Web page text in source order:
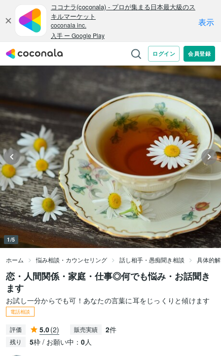
1/5
ホーム 悩み相談・カウンセリング 話し相手・愚痴聞き相談 具体的
恋・人間関係・家庭・仕事◎何でも悩み・お話聞き
ます
お試し一分からでも可！あなたの言葉に耳をじっくりと傾けます
電話相談
評価 5.0(2) 販売実績 2件
残り 5枠 / お願い中： 0人